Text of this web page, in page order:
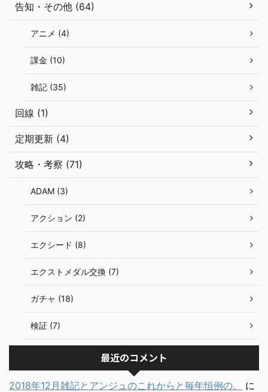
告知・その他 (64)
アニメ (4)
課金 (10)
雑記 (35)
回線 (1)
定期更新 (4)
攻略・考察 (71)
ADAM (3)
アクション (2)
エクシード (8)
エクストメダル交換 (7)
ガチャ (18)
検証 (7)
最近のコメント
2018年12月雑記とアンジュのこれからと毎年恒例の。
に